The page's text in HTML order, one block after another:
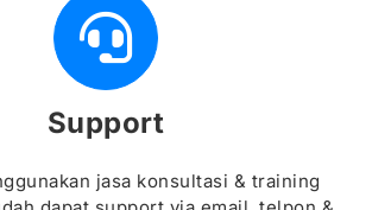
Support
jasa konsultasi & training